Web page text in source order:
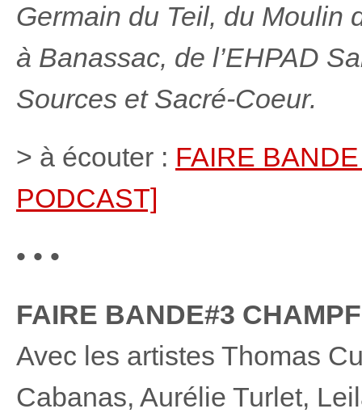
Germain du Teil, du Moulin
à Banassac, de l’EHPAD
Sources et Sacré-Coeur.
> à écouter : FAIRE
PODCAST]
• • •
FAIRE BANDE#3
Avec les artistes Thomas
Cabanas, Aurélie Turlet,